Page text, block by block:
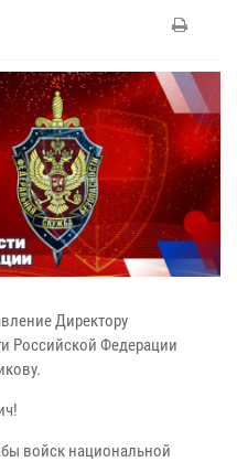
Директору
Российской Федерации
войск национальной